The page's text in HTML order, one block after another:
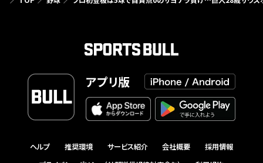
アプリ版
ヘルプ 推奨環境 サービス紹介 会社概要
採用情報